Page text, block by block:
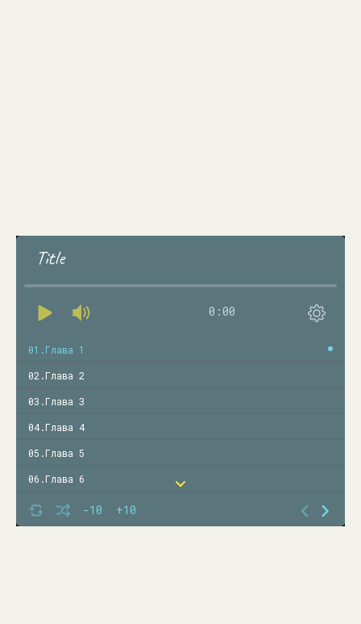
Title
0:00
-10 +10
01.Глава 1
02.Глава 2
03.Глава 3
04.Глава 4
05.Глава 5
06.Глава 6
07.Глава 7
08.Глава 8